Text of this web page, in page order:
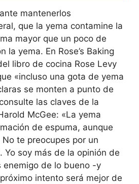
mantenerlos
que la yema contamine la
mayor que un poco de
la yema. En Rose’s Baking
libro de cocina Rose Levy
«incluso una gota de yema
se monten a punto de
las claves de la
McGee: «La yema
de espuma, aunque
te preocupes por un
Yo soy más de la opinión de
enemigo de lo bueno -y
intento será mejor de